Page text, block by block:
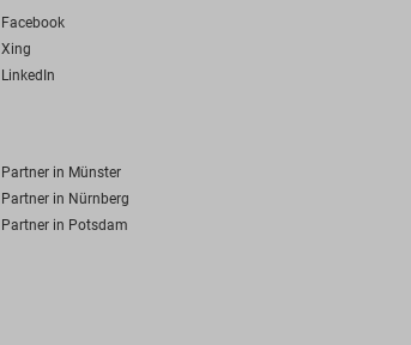
Facebook
Xing
LinkedIn
Partner in Münster
Partner in Nürnberg
Partner in Potsdam